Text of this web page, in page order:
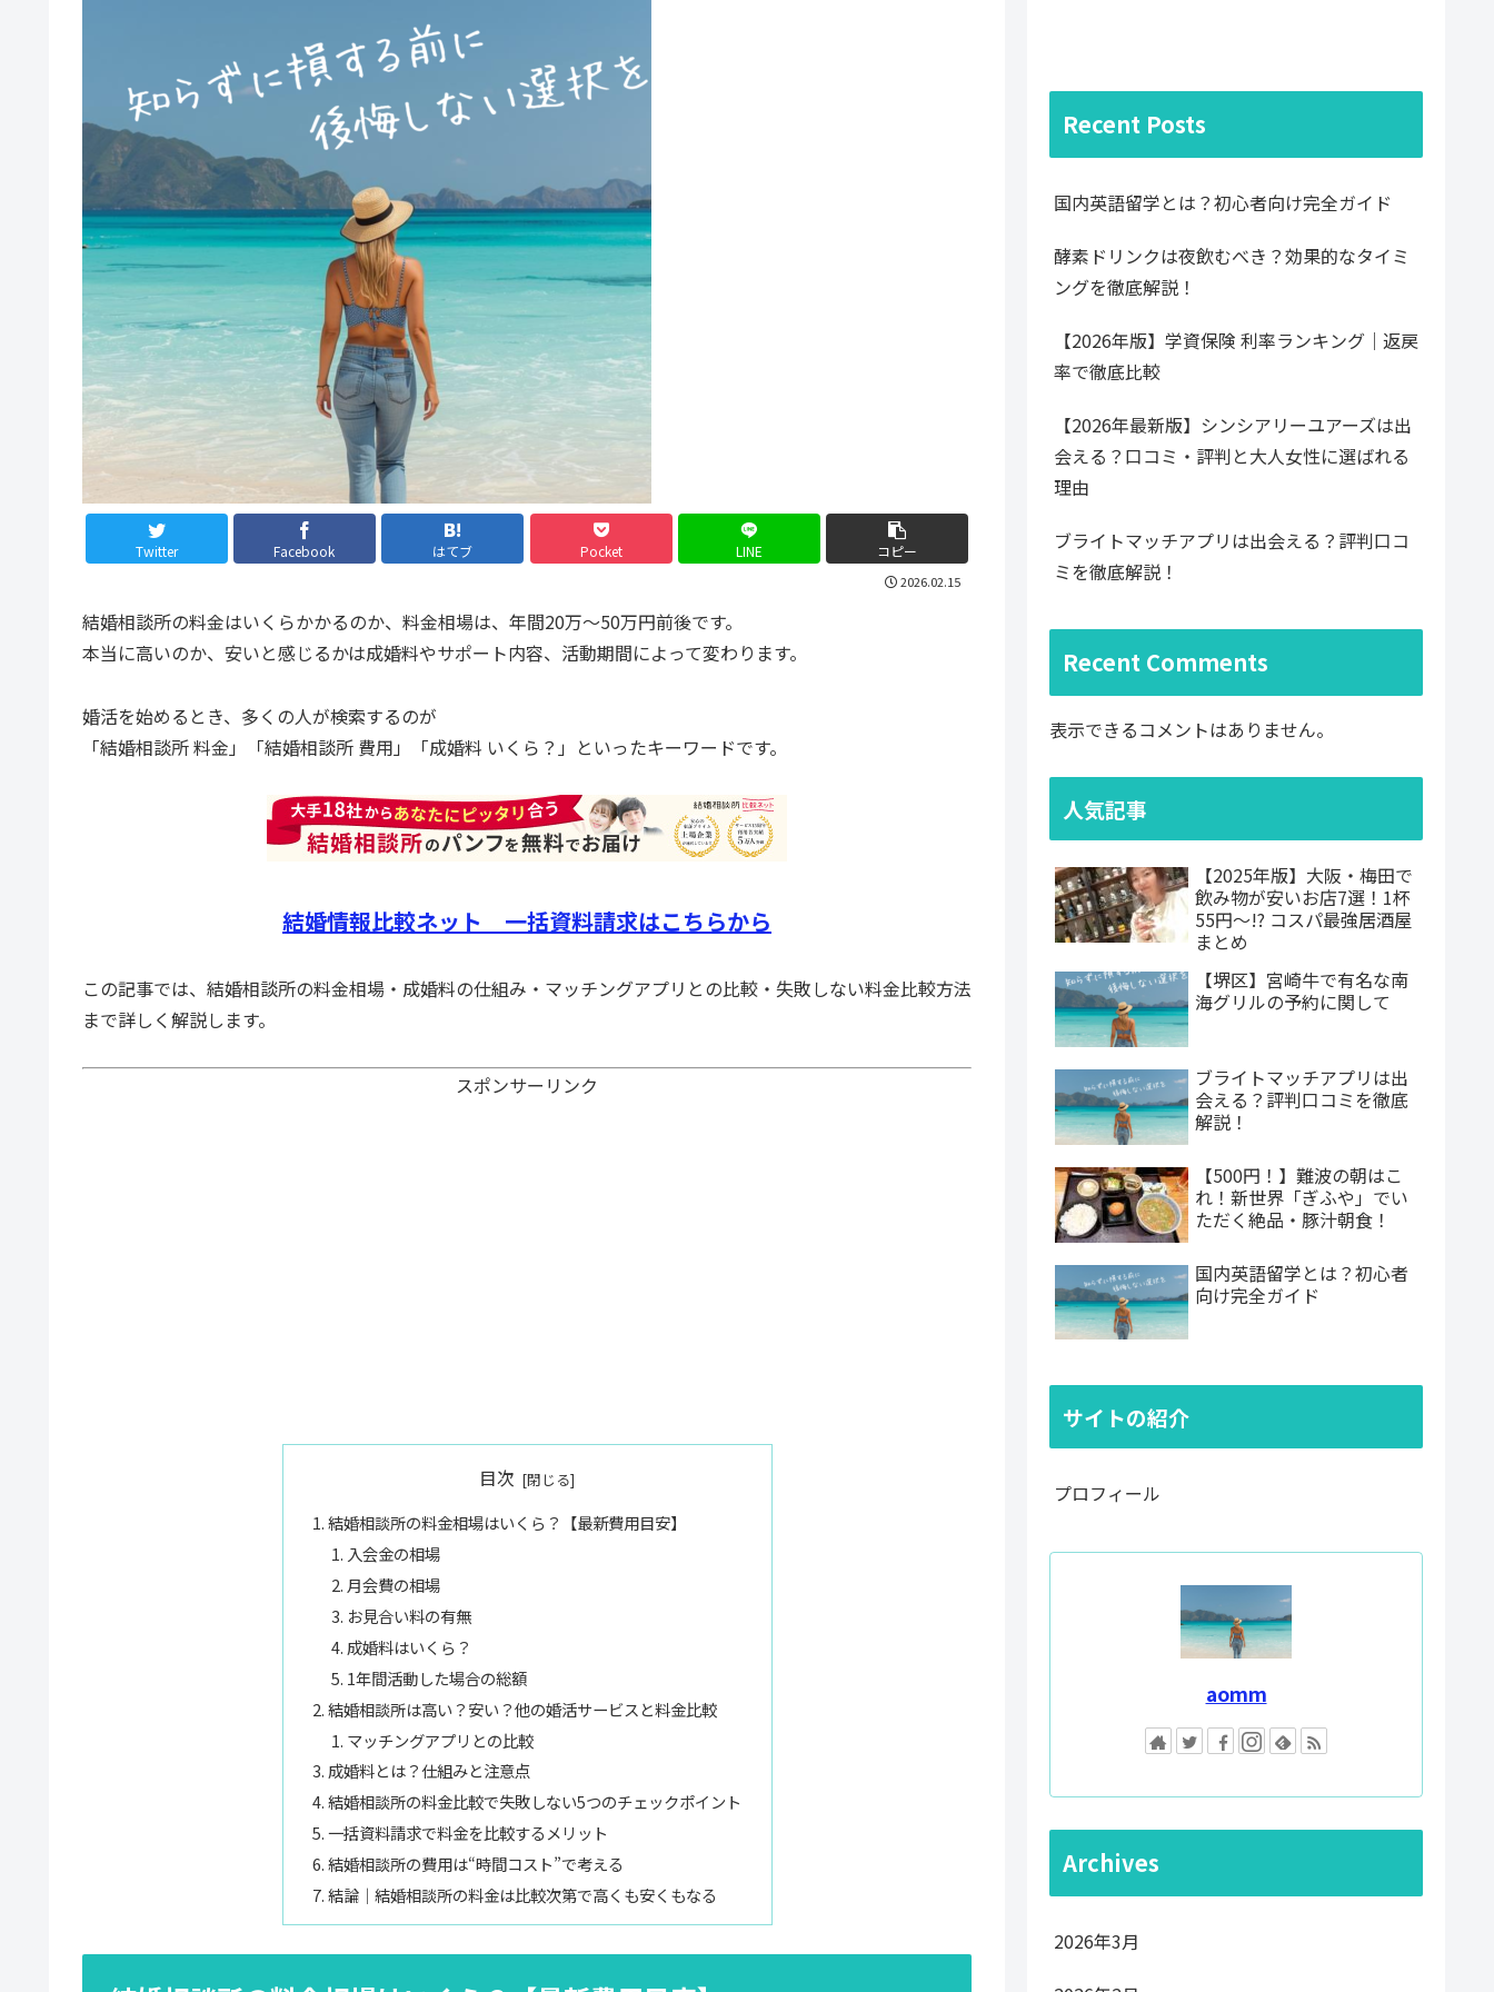
Twitter Facebook はてブ Pocket LINE コピー
2026.02.15
結婚相談所の料金はいくらかかるのか、料金相場は、年間20万〜50万円前後です。
本当に高いのか、安いと感じるかは成婚料やサポート内容、活動期間によって変わります。
婚活を始めるとき、多くの人が検索するのが
「結婚相談所 料金」「結婚相談所 費用」「成婚料 いくら？」といったキーワードです。
結婚情報比較ネット 一括資料請求はこちらから
この記事では、結婚相談所の料金相場・成婚料の仕組み・マッチングアプリとの比較・失敗しない料金比較方法
まで詳しく解説します。
スポンサーリンク
目次
結婚相談所の料金相場はいくら？【最新費用目安】
入会金の相場
月会費の相場
お見合い料の有無
成婚料はいくら？
1年間活動した場合の総額
結婚相談所は高い？安い？他の婚活サービスと料金比較
マッチングアプリとの比較
成婚料とは？仕組みと注意点
結婚相談所の料金比較で失敗しない5つのチェックポイント
一括資料請求で料金を比較するメリット
結婚相談所の費用は“時間コスト”で考える
結論｜結婚相談所の料金は比較次第で高くも安くもなる
Recent Posts
国内英語留学とは？初心者向け完全ガイド
酵素ドリンクは夜飲むべき？効果的なタイミ
ングを徹底解説！
【2026年版】学資保険 利率ランキング｜返戻
率で徹底比較
【2026年最新版】シンシアリーユアーズは出
会える？口コミ・評判と大人女性に選ばれる
理由
ブライトマッチアプリは出会える？評判口コ
ミを徹底解説！
Recent Comments
表示できるコメントはありません。
人気記事
【2025年版】大阪・梅田で
飲み物が安いお店7選！1杯
55円〜!? コスパ最強居酒屋
まとめ
【堺区】宮崎牛で有名な南
海グリルの予約に関して
ブライトマッチアプリは出
会える？評判口コミを徹底
解説！
【500円！】難波の朝はこ
れ！新世界「ぎふや」でい
ただく絶品・豚汁朝食！
国内英語留学とは？初心者
向け完全ガイド
サイトの紹介
プロフィール
aomm
Archives
2026年3月